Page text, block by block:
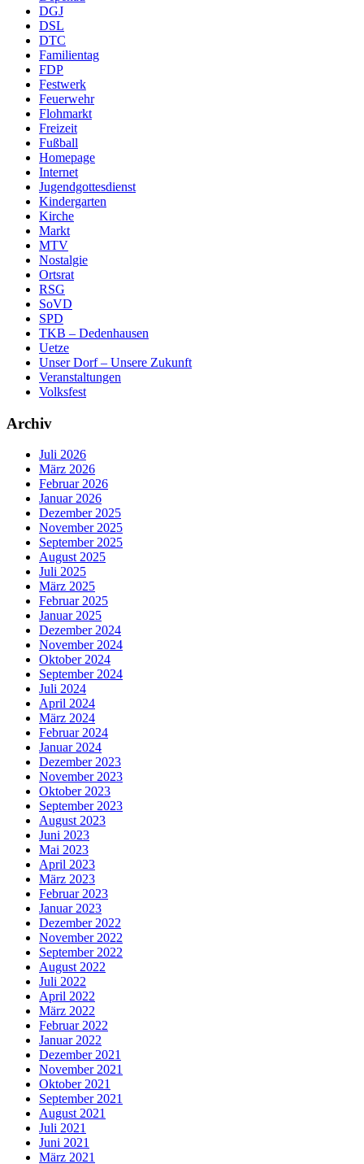
DGJ
DSL
DTC
Familientag
FDP
Festwerk
Feuerwehr
Flohmarkt
Freizeit
Fußball
Homepage
Internet
Jugendgottesdienst
Kindergarten
Kirche
Markt
MTV
Nostalgie
Ortsrat
RSG
SoVD
SPD
TKB – Dedenhausen
Uetze
Unser Dorf – Unsere Zukunft
Veranstaltungen
Volksfest
Archiv
Juli 2026
März 2026
Februar 2026
Januar 2026
Dezember 2025
November 2025
September 2025
August 2025
Juli 2025
März 2025
Februar 2025
Januar 2025
Dezember 2024
November 2024
Oktober 2024
September 2024
Juli 2024
April 2024
März 2024
Februar 2024
Januar 2024
Dezember 2023
November 2023
Oktober 2023
September 2023
August 2023
Juni 2023
Mai 2023
April 2023
März 2023
Februar 2023
Januar 2023
Dezember 2022
November 2022
September 2022
August 2022
Juli 2022
April 2022
März 2022
Februar 2022
Januar 2022
Dezember 2021
November 2021
Oktober 2021
September 2021
August 2021
Juli 2021
Juni 2021
März 2021